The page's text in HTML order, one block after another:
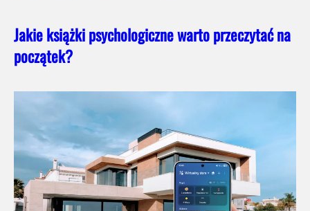
Jakie książki psychologiczne warto przeczytać na
początek?